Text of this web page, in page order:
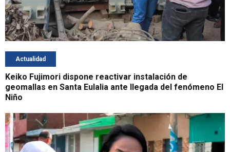
Actualidad
Keiko Fujimori dispone reactivar instalación de
geomallas en Santa Eulalia ante llegada del fenómeno El
Niño